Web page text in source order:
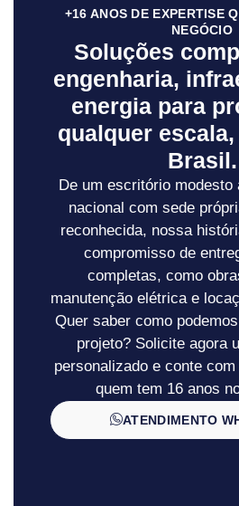
+16 ANOS DE EXPERTISE
NEGÓCIO
Soluções
engenharia,
energia para
qualquer
Brasil.
De um escritório modesto
nacional com sede
reconhecida, nossa
compromisso de
completas, como
manutenção elétrica e
Quer saber como
projeto? Solicite agora
personalizado e conte
quem tem 16 anos
ATENDIMENTO